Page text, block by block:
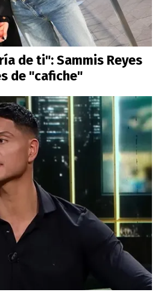
de ti": Sammis Reyes
de "cafiche"